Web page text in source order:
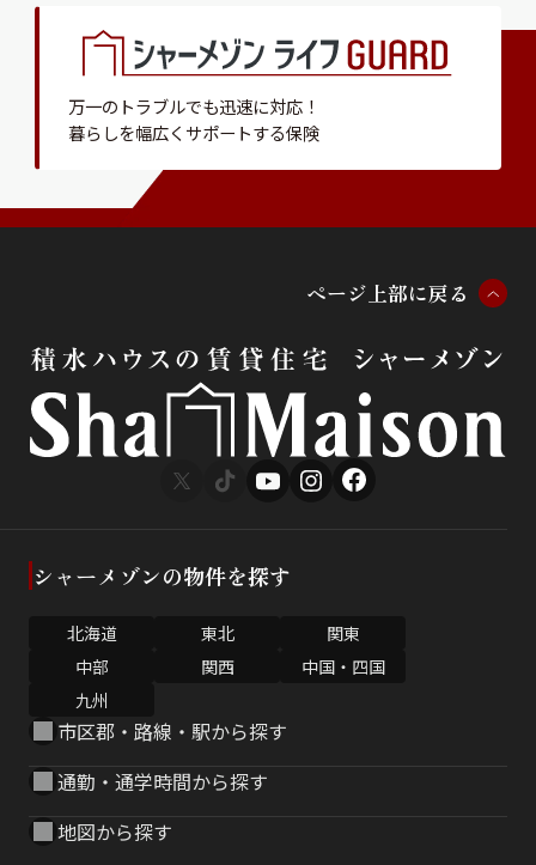
万一のトラブルでも迅速に対応！
暮らしを幅広くサポートする保険
ページ 上部に戻る
シャーメゾンの物件を探す
北海道 東北
関東
中部
関西
中国・四国
九州
市区郡・路線・駅から探す
通勤・通学時間から探す
地図から探す